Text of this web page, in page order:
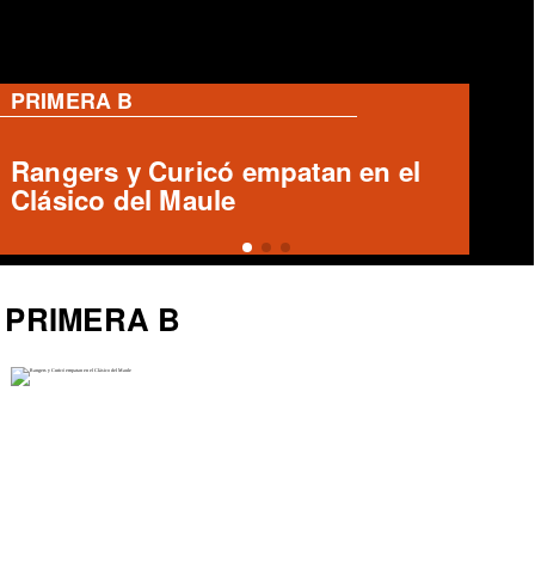
PRIMERA B
Deportes Copiapó y San Luis
igualan 1-1 en el Luis Valenzuela
Hermosilla
PRIMERA B